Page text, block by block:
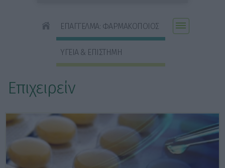
ΕΠΑΓΓΕΛΜΑ: ΦΑΡΜΑΚΟΠΟΙΟΣ
ΥΓΕΙΑ & ΕΠΙΣΤΗΜΗ
Επιχειρείν